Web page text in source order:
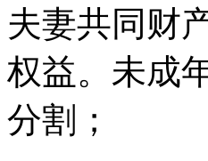
夫妻共同财
权益。未成
分割；